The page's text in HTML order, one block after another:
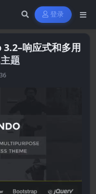
登录
响应式和多用
题
36